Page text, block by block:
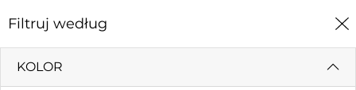
0
Strona Główna
Filtruj według
KOLOR